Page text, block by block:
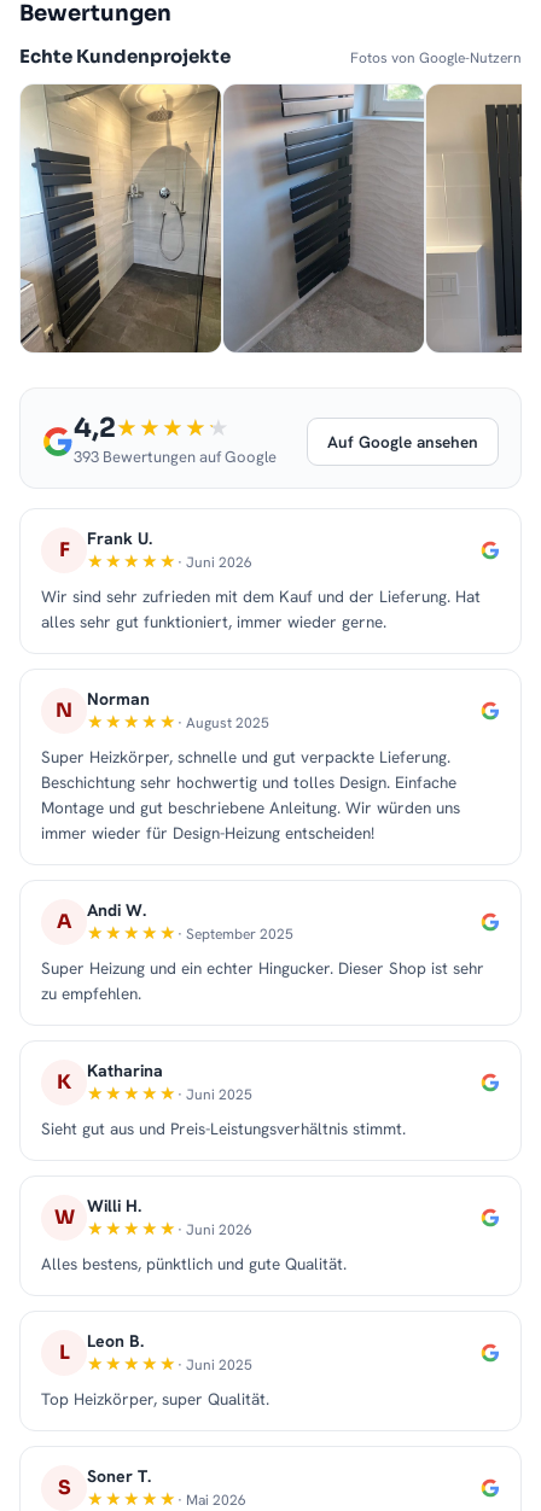
Bewertungen
Echte Kundenprojekte Fotos von Google-Nutzern
4,2
393 Bewertungen auf Google
Auf Google ansehen
F Frank U.
· Juni 2026
Wir sind sehr zufrieden mit dem Kauf und der Lieferung. Hat
alles sehr gut funktioniert, immer wieder gerne.
N Norman
· August 2025
Super Heizkörper, schnelle und gut verpackte Lieferung.
Beschichtung sehr hochwertig und tolles Design. Einfache
Montage und gut beschriebene Anleitung. Wir würden uns
immer wieder für Design-Heizung entscheiden!
A Andi W.
· September 2025
Super Heizung und ein echter Hingucker. Dieser Shop ist sehr
zu empfehlen.
K Katharina
· Juni 2025
Sieht gut aus und Preis-Leistungsverhältnis stimmt.
W Willi H.
· Juni 2026
Alles bestens, pünktlich und gute Qualität.
L Leon B.
· Juni 2025
Top Heizkörper, super Qualität.
S Soner T.
· Mai 2026